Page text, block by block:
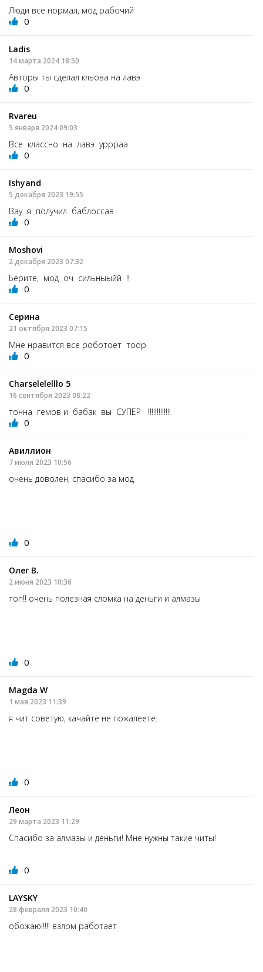
Люди все нормал, мод рабочий
0
Ladis
14 марта 2024 18:50
Авторы ты сделал кльова на лавэ
0
Rvareu
5 января 2024 09:03
Все классно на лавэ уррраа
0
Ishyand
5 декабря 2023 19:55
Вау я получил баблоссав
0
Moshovi
2 декабря 2023 07:32
Берите, мод оч сильныыйй !!
0
Серина
21 октября 2023 07:15
Мне нравится все роботоет тоор
0
Charselelelllo 5
16 сентября 2023 08:22
тонна гемов и бабак вы СУПЕР !!!!!!!!!!!!!
0
Авиллион
7 июля 2023 10:56
очень доволен, спасибо за мод
0
Олег В.
2 июня 2023 10:36
топ!! очень полезная сломка на деньги и алмазы
0
Magda W
1 мая 2023 11:39
я чит советую, качайте не пожалеете.
0
Леон
29 марта 2023 11:29
Спасибо за алмазы и деньги! Мне нужны такие читы!
0
LAYSKY
28 февраля 2023 10:40
обожаю!!!!! взлом работает